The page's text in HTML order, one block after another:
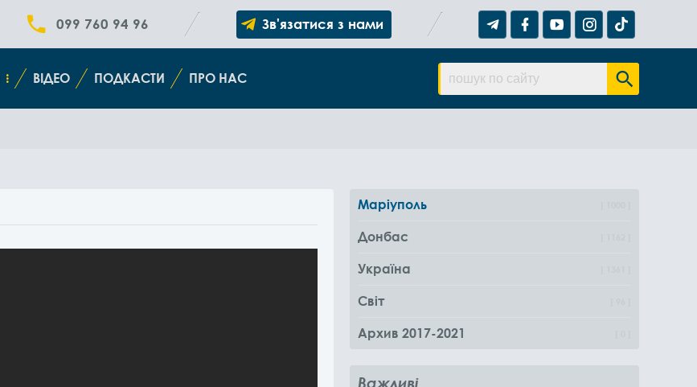
099 760 94 96 Зв'язатися з нами
ВІДЕО ПОДКАСТИ ПРО НАС
Маріуполь
Донбас
Україна
Світ
Архив 2017-2021
Важливі